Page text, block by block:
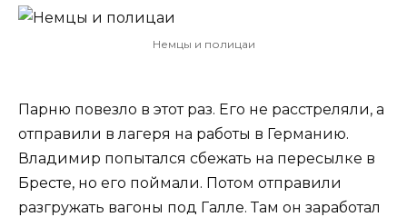
Немцы и полицаи
Парню повезло в этот раз. Его не расстреляли, а
отправили в лагеря на работы в Германию.
Владимир попытался сбежать на пересылке в
Бресте, но его поймали. Потом отправили
разгружать вагоны под Галле. Там он заработал